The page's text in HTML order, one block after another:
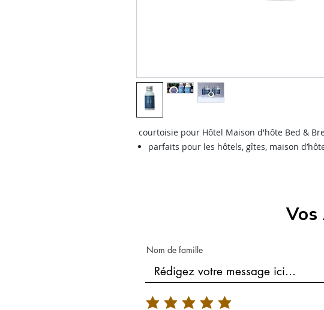
courtoisie pour Hôtel Maison d'hôte Bed &
parfaits pour les hôtels, gîtes, maison
Vos
Nom de famille